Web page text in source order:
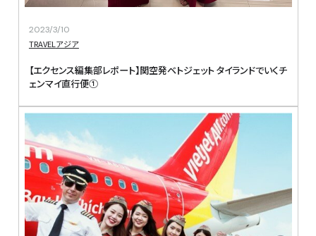
2023/3/10
TRAVEL アジア
【エクセンス編集部レポート】関空発ベトジェット タイランドでいくチ
ェンマイ直行便①